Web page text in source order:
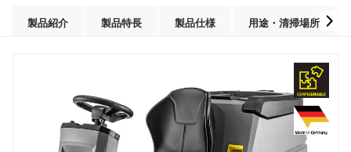
製品紹介 製品特長 製品仕様 用途・清掃場所